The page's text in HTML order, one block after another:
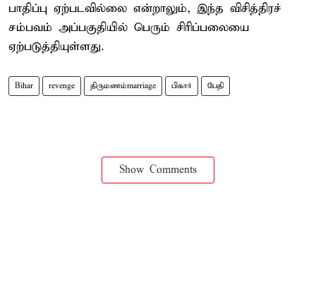
பாதிப்பு ஏற்படவில்லை என்றாலும், இந்த விசித்திரச்
சம்பவம் அப்பகுதியில் பெரும் சிரிப்பலையை
ஏற்படுத்தியுள்ளது.
Bihar revenge திருமணம்marriage பிகார் பேதி
Show Comments